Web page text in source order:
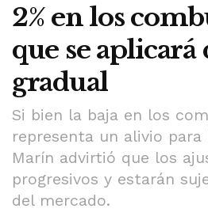
2% en los
que se
gradual
Si bien la baja en los
representa un alivio para
Marín advirtió que los
progresivos y estarán
del mercado.